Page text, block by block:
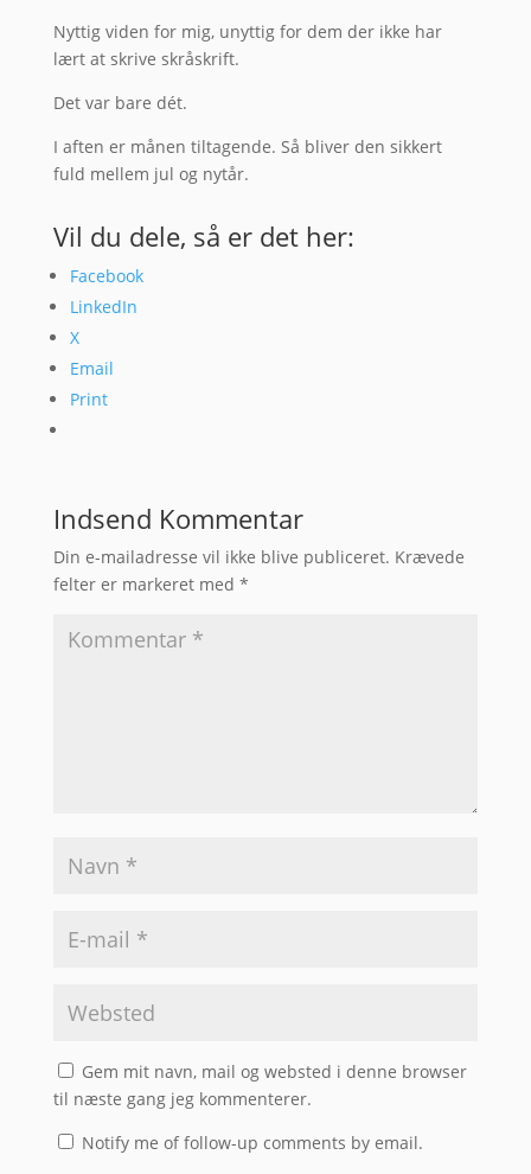
Nyttig viden for mig, unyttig for dem der ikke har
lært at skrive skråskrift.
Det var bare dét.
I aften er månen tiltagende. Så bliver den sikkert
fuld mellem jul og nytår.
Vil du dele, så er det her:
Facebook
LinkedIn
X
Email
Print
Indsend Kommentar
Din e-mailadresse vil ikke blive publiceret. Krævede
felter er markeret med *
Gem mit navn, mail og websted i denne browser
til næste gang jeg kommenterer.
Notify me of follow-up comments by email.